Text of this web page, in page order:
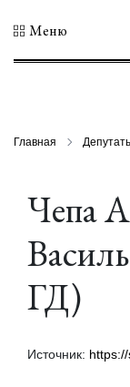
Меню
Главная
Чепа
ГД)
Источник: